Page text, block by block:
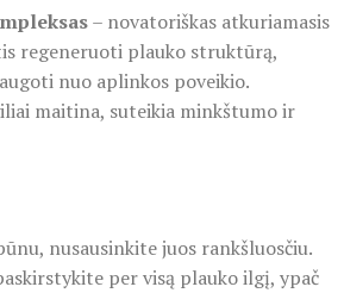
– novatoriškas atkuriamasis
regeneruoti plauko struktūrą,
nuo aplinkos poveikio.
maitina, suteikia minkštumo ir
nusausinkite juos rankšluosčiu.
per visą plauko ilgį, ypač